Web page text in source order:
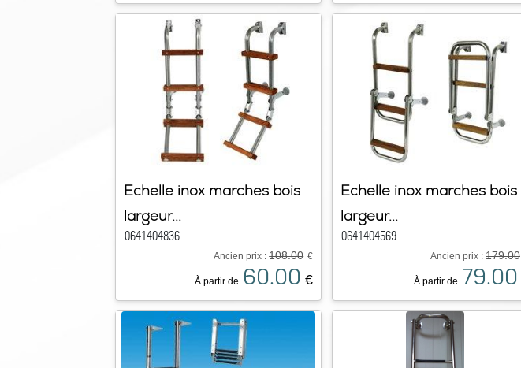
Echelle inox marches bois
largeur...
0641404836
Ancien prix :108.00 €
À partir de 60.00 €
Echelle inox marches bois
largeur...
0641404569
Ancien prix : 179.00
À partir de 79.00